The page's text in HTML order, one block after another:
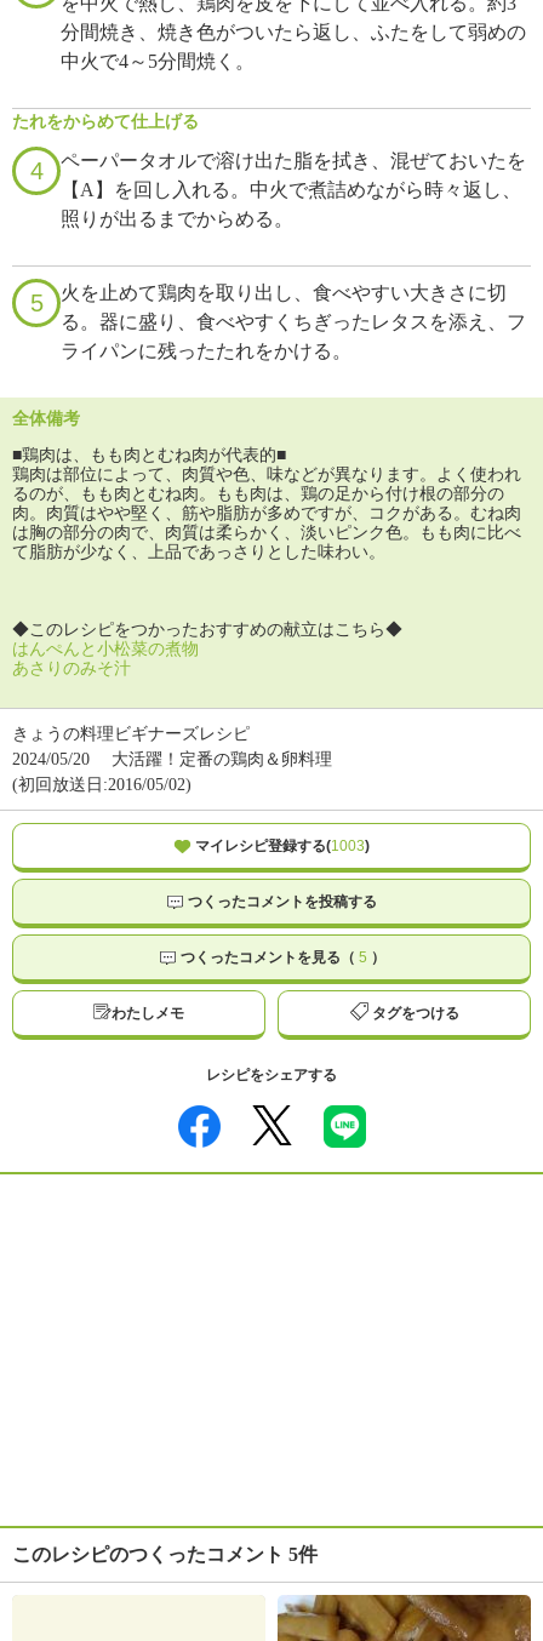
分間焼き、焼き色がついたら返し、ふたをして弱めの
中火で4～5分間焼く。
たれをからめて仕上げる
4
ペーパータオルで溶け出た脂を拭き、混ぜておいたを
【A】を回し入れる。中火で煮詰めながら時々返し、
照りが出るまでからめる。
5
火を止めて鶏肉を取り出し、食べやすい大きさに切
る。器に盛り、食べやすくちぎったレタスを添え、フ
ライパンに残ったたれをかける。
全体備考
■鶏肉は、もも肉とむね肉が代表的■
鶏肉は部位によって、肉質や色、味などが異なります。よく使われ
るのが、もも肉とむね肉。もも肉は、鶏の足から付け根の部分の
肉。肉質はやや堅く、筋や脂肪が多めですが、コクがある。むね肉
は胸の部分の肉で、肉質は柔らかく、淡いピンク色。もも肉に比べ
て脂肪が少なく、上品であっさりとした味わい。
◆このレシピをつかったおすすめの献立はこちら◆
はんぺんと小松菜の煮物
あさりのみそ汁
きょうの料理ビギナーズレシピ
2024/05/20
大活躍！定番の鶏肉＆卵料理
(初回放送日:2016/05/02)
マイレシピ登録する(1003)
つくったコメントを投稿する
つくったコメントを見る（ 5 ）
わたしメモ タグをつける
レシピをシェアする
このレシピのつくったコメント 5件